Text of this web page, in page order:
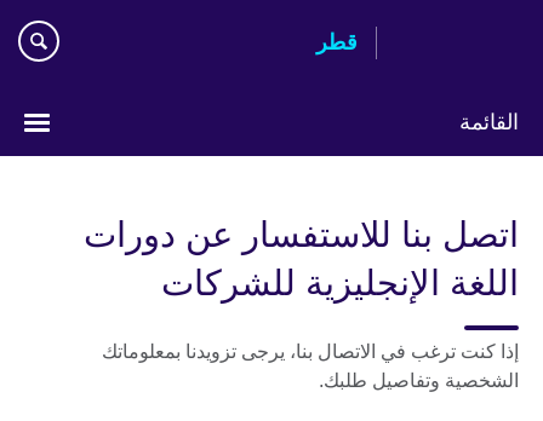
قطر
القائمة
اتصل بنا للاستفسار عن دورات
اللغة الإنجليزية للشركات
إذا كنت ترغب في الاتصال بنا، يرجى تزويدنا بمعلوماتك
الشخصية وتفاصيل طلبك.